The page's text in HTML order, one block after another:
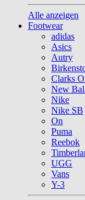
Alle anzeigen
Footwear
adidas
Asics
Autry
Clarks
New
Nike
Nike SB
On
Puma
Reebok
UGG
Vans
Y-3